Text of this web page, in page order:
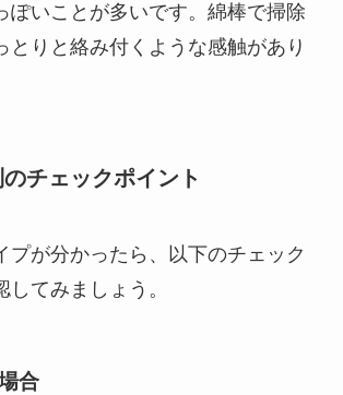
ぽいことが多いです。綿棒で掃除
とりと絡み付くような感触があり
チェックポイント
プが分かったら、以下のチェック
てみましょう。
合